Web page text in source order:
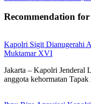
Recommendation for
Kapolri Sigit Dianugerahi
Muktamar XVI
Jakarta – Kapolri Jenderal
anggota kehormatan